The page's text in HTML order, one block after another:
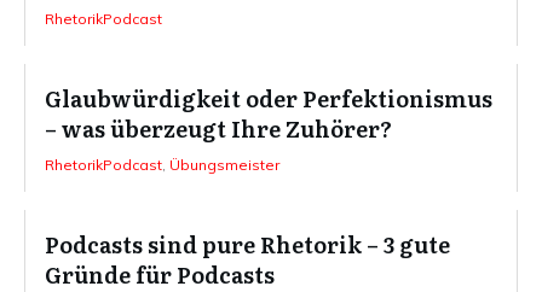
RhetorikPodcast
Glaubwürdigkeit oder Perfektionismus
– was überzeugt Ihre Zuhörer?
RhetorikPodcast Übungsmeister
Podcasts sind pure Rhetorik – 3 gute
Gründe für Podcasts